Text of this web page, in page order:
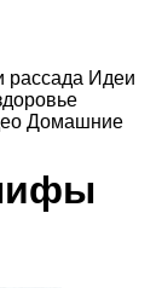
рассада Идеи
Домашние